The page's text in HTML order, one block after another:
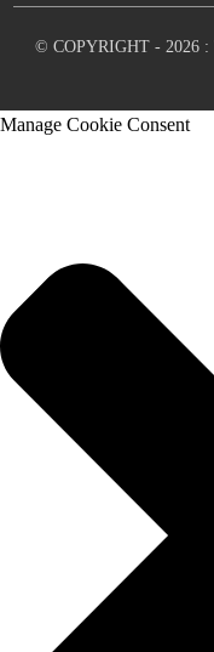
© COPYRIGHT - 2026 :
Manage Cookie Consent